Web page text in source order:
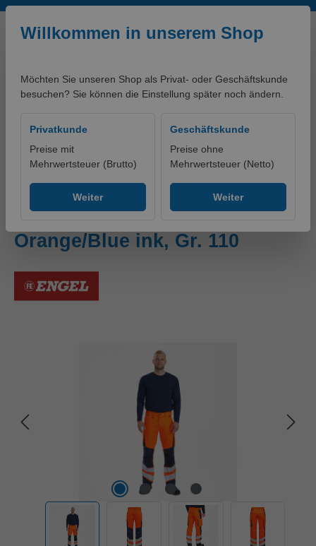
Zum Hauptinhalt springen
Willkommen in unserem Shop
Möchten Sie unseren Shop als Privat- oder Geschäftskunde
besuchen? Sie können die Einstellung später noch ändern.
Privatkunde
Preise mit
Mehrwertsteuer (Brutto)
Weiter
Geschäftskunde
Preise ohne
Mehrwertsteuer (Netto)
Weiter
Safety Light Arbeitshose
Orange/Blue ink, Gr. 110